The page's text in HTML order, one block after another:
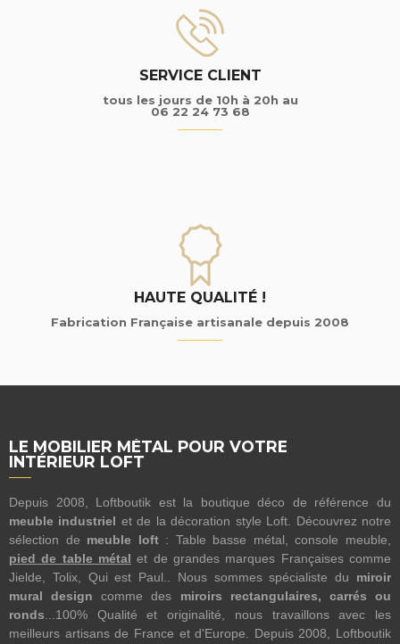
SERVICE CLIENT
tous les jours de 10h à 20h au
06 22 24 73 68
HAUTE QUALITÉ !
Fabrication Française artisanale depuis 2008
LE MOBILIER MÉTAL POUR VOTRE
INTÉRIEUR LOFT
Depuis 2008, Loftboutik est la boutique déco de référence du
meuble industriel et de la décoration style Loft. Découvrez notre
sélection de meuble loft: Table basse métal, console meuble,
pied de table métal et de grandes marques Françaises comme
Jielde, Tolix, Qui est Paul.. Nous sommes spécialiste du miroir
mural design comme des miroirs rectangulaires, carrés ou
ronds ...100% Qualité et originalité, nous travaillons avec les
meilleurs artisans de France et d'Europe. Depuis 2008, Loftboutik